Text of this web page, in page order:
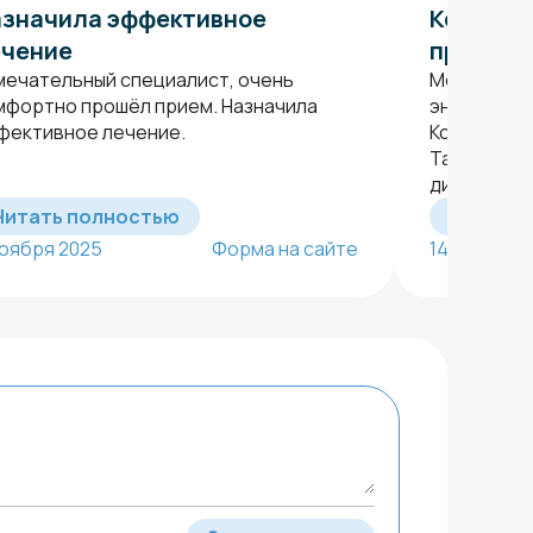
эффективное
специалист, очень
прошёл прием. Назначила
лечение.
полностью
2025
Форма на сайте
Меня
Татьяна
14